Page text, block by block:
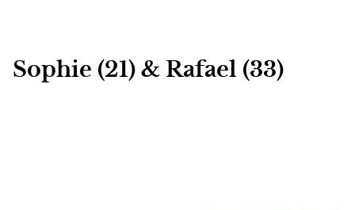
Sophie (21) & Rafael (33)